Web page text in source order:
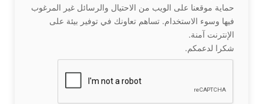
حماية موقعنا على الويب من الاحتيال والرسائل غير المرغوب
فيها وسوء الاستخدام. تساهم تعاونك في توفير بيئة على
الإنترنت آمنة.
شكرا لدعمكم.